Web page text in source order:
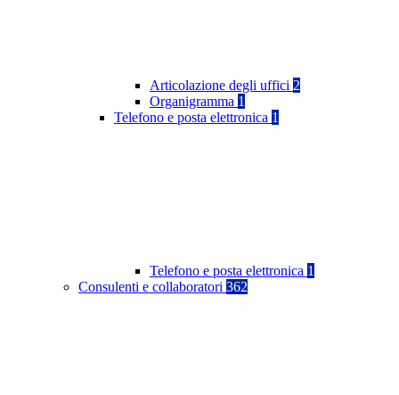
Articolazione degli uffici 2
Organigramma 1
Telefono e posta elettronica 1
Telefono e posta elettronica 1
Consulenti e collaboratori 362